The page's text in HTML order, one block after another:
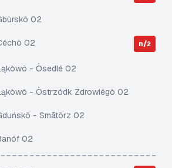
02
02 n/ż
- Òsedlé 02
- Òstrzódk Zdrowiégò 02
- Smãtôrz 02
02